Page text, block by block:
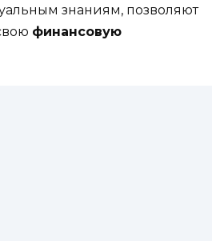
знаниям, позволяют
финансовую